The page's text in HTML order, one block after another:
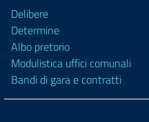
Delibere
Determine
Albo pretorio
Modulistica uffici comunali
Bandi di gara e contratti